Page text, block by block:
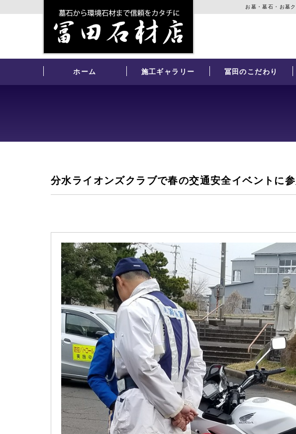
お墓・墓石・お墓
ホーム 施工ギャラリー 冨田のこだわり
分水ライオンズクラブで春の交通安全イベントに